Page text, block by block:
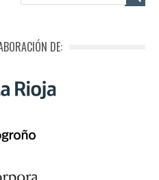
DE: